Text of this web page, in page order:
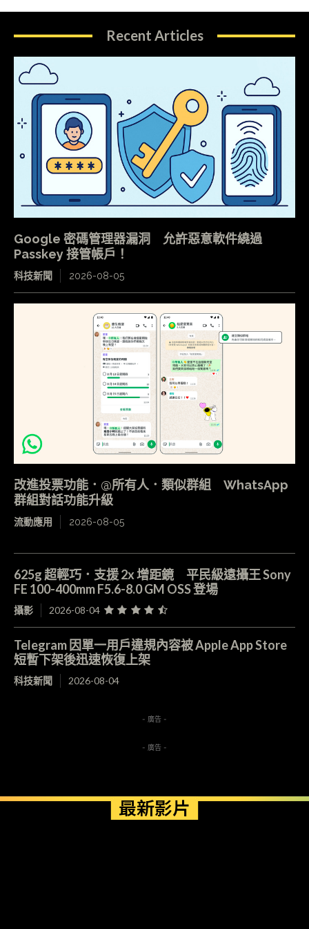
Recent Articles
Google 密碼管理器漏洞 允許惡意軟件繞過
Passkey 接管帳戶！
科技新聞 2026-08-05
改進投票功能．@所有人．類似群組 WhatsApp
群組對話功能升級
流動應用 2026-08-05
625g 超輕巧．支援 2x 增距鏡 平民級遠攝王 Sony
FE 100-400mm F5.6-8.0 GM OSS 登場
攝影 2026-08-04
Telegram 因單一用戶違規內容被 Apple App Store
短暫下架後迅速恢復上架
科技新聞 2026-08-04
- 廣告 -
- 廣告 -
最新影片